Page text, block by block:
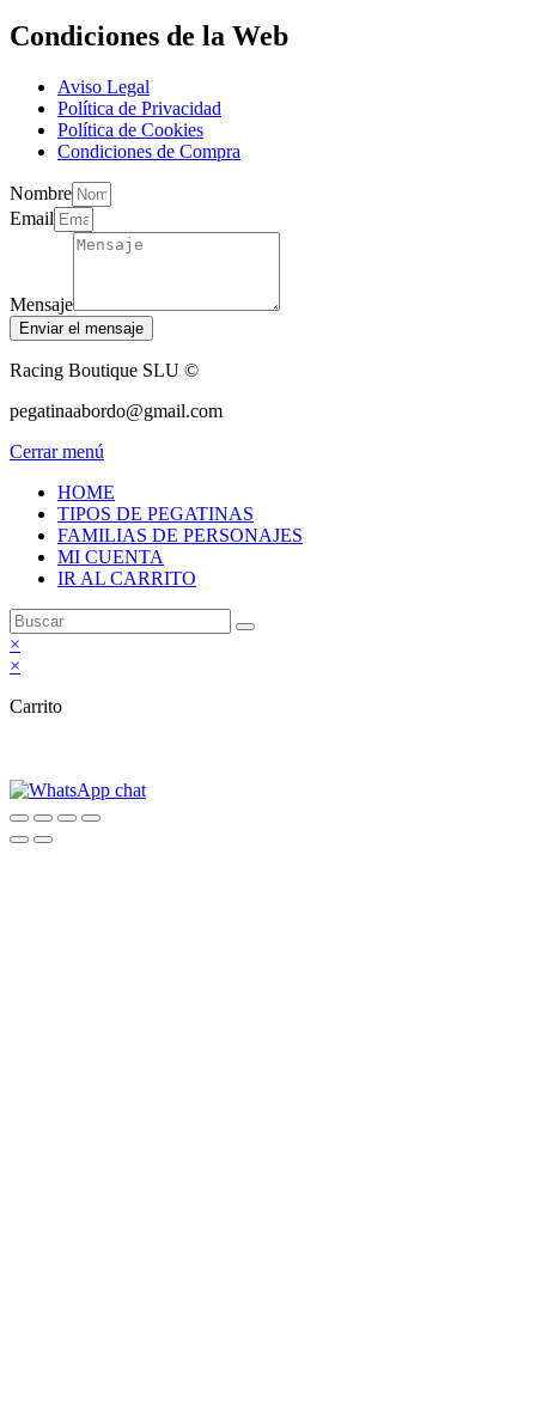
Condiciones de la Web
Aviso Legal
Política de Privacidad
Política de Cookies
Condiciones de Compra
Nombre
Email
Mensaje
Enviar el mensaje
Racing Boutique SLU ©
pegatinaabordo@gmail.com
Cerrar menú
HOME
TIPOS DE PEGATINAS
FAMILIAS DE PERSONAJES
MI CUENTA
IR AL CARRITO
×
×
Carrito